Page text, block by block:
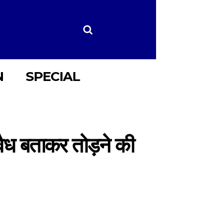
SPECIAL
बताकर तोड़ने की